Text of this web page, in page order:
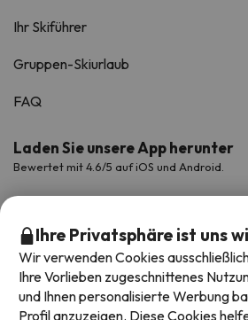
Ihr Skiführer
Gruppen-Skiurlaub
FAQ
Laden Sie unsere App herunter
Bewertet mit 4.6/5 auf iOS und Android.
Ihre Privatsphäre ist uns
Wir verwenden Cookies
Ihre Vorlieben zugeschnittenes
und Ihnen personalisierte Werbung
Profil anzuzeigen. Diese Cookies